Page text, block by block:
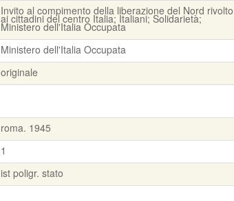
Invito al compimento della liberazione del Nord rivolto
ai cittadini del centro Italia; Italiani; Solidarietà;
Ministero dell'Italia Occupata
Ministero dell'Italia Occupata
originale
roma. 1945
1
ist poligr. stato